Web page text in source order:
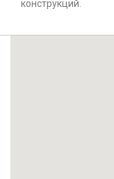
конструкций.